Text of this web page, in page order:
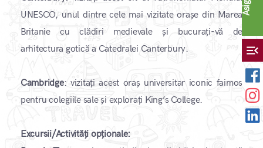
UNESCO, unul dintre cele mai vizitate orașe din Marea
Britanie cu clădiri medievale și bucurați-vă de
arhitectura gotică a Catedralei Canterbury.
Cambridge: vizitați acest oraș universitar iconic faimos
pentru colegiile sale și explorați King’s College.
Excursii/Activități opționale:
menu_open